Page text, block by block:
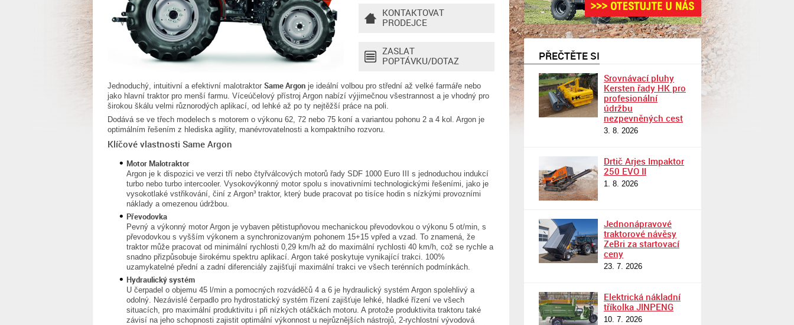
KONTAKTOVAT
PRODEJCE
ZASLAT
POPTÁVKU/DOTAZ
Jednoduchý, intuitivní a efektivní malotraktor Same Argon je ideální volbou pro střední až velké farmáře nebo
jako hlavní traktor pro menší farmu. Víceúčelový přístroj Argon nabízí výjimečnou všestrannost a je vhodný pro
širokou škálu velmi různorodých aplikací, od lehké až po ty nejtěžší práce na poli.
Dodává se ve třech modelech s motorem o výkonu 62, 72 nebo 75 koní a variantou pohonu 2 a 4 kol. Argon je
optimálním řešením z hlediska agility, manévrovatelnosti a kompaktního rozvoru.
Klíčové vlastnosti Same Argon
Motor Malotraktor
Argon je k dispozici ve verzi tří nebo čtyřválcových motorů řady SDF 1000 Euro III s jednoduchou indukcí
turbo nebo turbo intercooler. Vysokovýkonný motor spolu s inovativními technologickými řešeními, jako je
vysokotlaké vstřikování, činí z Argon³ traktor, který bude pracovat po tisíce hodin s nízkými provozními
náklady a omezenou údržbou.
Převodovka
Pevný a výkonný motor Argon je vybaven pětistupňovou mechanickou převodovkou o výkonu 5 ot/min, s
převodovkou s vyšším výkonem a synchronizovaným pohonem 15+15 vpřed a vzad. To znamená, že
traktor může pracovat od minimální rychlosti 0,29 km/h až do maximální rychlosti 40 km/h, což se rychle a
snadno přizpůsobuje širokému spektru aplikací. Argon také poskytuje vynikající trakci. 100%
uzamykatelné přední a zadní diferenciály zajišťují maximální trakci ve všech terénních podmínkách.
Hydraulický systém
U čerpadel o objemu 45 l/min a pomocných rozváděčů 4 a 6 je hydraulický systém Argon spolehlivý a
odolný. Nezávislé čerpadlo pro hydrostatický systém řízení zajišťuje lehké, hladké řízení ve všech
situacích, pro maximální produktivitu i při nízkých otáčkách motoru. A protože produktivita traktoru také
závisí na jeho schopnosti zajistit optimální výkonnost u nejrůznějších nástrojů, 2-rychlostní vývodová
PŘEČTĚTE SI
Srovnávací pluhy
Kersten řady HK pro
profesionální
údržbu
nezpevněných cest
3. 8. 2026
Drtič Arjes Impaktor
250 EVO II
1. 8. 2026
Jednonápravové
traktorové návěsy
ZeBri za startovací
ceny
23. 7. 2026
Elektrická nákladní
tříkolka JINPENG
10. 7. 2026